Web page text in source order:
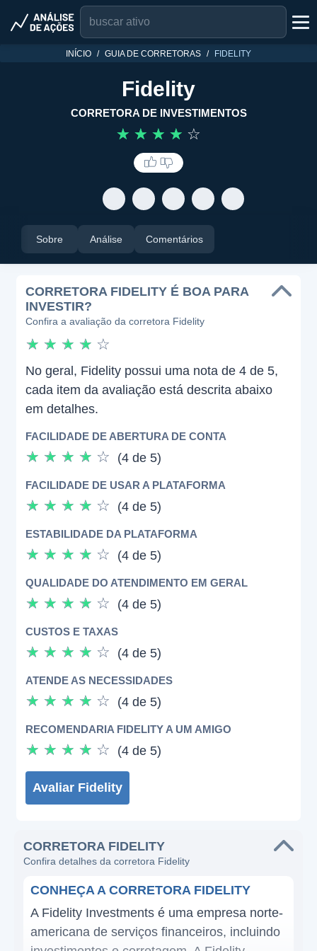
INÍCIO GUIA DE CORRETORAS FIDELITY
Fidelity
CORRETORA DE INVESTIMENTOS
☆ ☆ ☆ ☆ ☆
Sobre Análise Comentários
CORRETORA FIDELITY É BOA PARA
INVESTIR?
Confira a avaliação da corretora Fidelity
☆ ☆ ☆ ☆ ☆
No geral, Fidelity possui uma nota de 4 de 5,
cada item da avaliação está descrita abaixo
em detalhes.
FACILIDADE DE ABERTURA DE CONTA
☆ ☆ ☆ ☆ ☆ (4 de 5)
FACILIDADE DE USAR A PLATAFORMA
☆ ☆ ☆ ☆ ☆ (4 de 5)
ESTABILIDADE DA PLATAFORMA
☆ ☆ ☆ ☆ ☆ (4 de 5)
QUALIDADE DO ATENDIMENTO EM GERAL
☆ ☆ ☆ ☆ ☆ (4 de 5)
CUSTOS E TAXAS
☆ ☆ ☆ ☆ ☆ (4 de 5)
ATENDE AS NECESSIDADES
☆ ☆ ☆ ☆ ☆ (4 de 5)
RECOMENDARIA FIDELITY A UM AMIGO
☆ ☆ ☆ ☆ ☆ (4 de 5)
Avaliar Fidelity
CORRETORA FIDELITY
Confira detalhes da corretora Fidelity
CONHEÇA A CORRETORA FIDELITY
A Fidelity Investments é uma empresa norte-
americana de serviços financeiros, incluindo